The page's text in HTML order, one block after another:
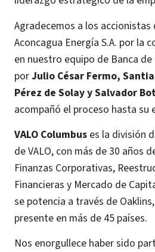
Agradecemos a los
Aconcagua Energía S.A. por la
en nuestro equipo de Banca
porJulio César Fermo,
Pérez de Solay y Salvador
acompañó el proceso hasta su
VALO Columbus es la división
de VALO, con más de 30 años
Finanzas Corporativas,
Financieras y Mercado de
se potencia a través de
presente en más de 45 países.
Nos enorgullece haber sido